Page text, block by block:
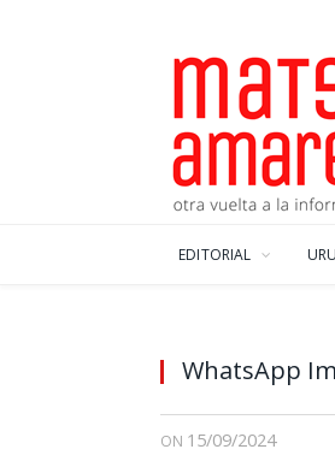
EDITORIAL
WhatsApp
ON 15/09/2024